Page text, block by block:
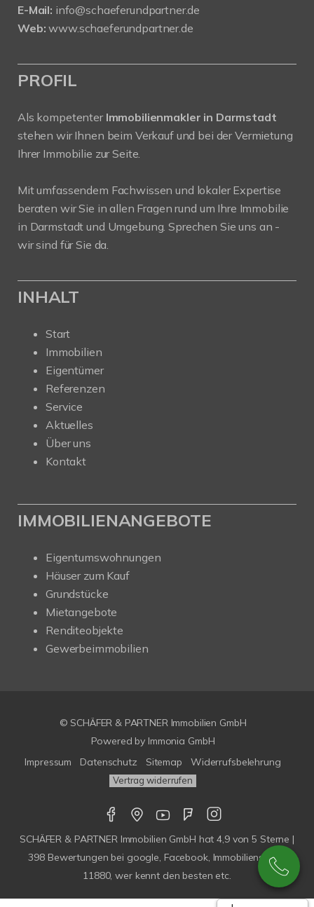
E-Mail: info@schaeferundpartner.de
Web: www.schaeferundpartner.de
PROFIL
Als kompetenter Immobilienmakler in Darmstadt
stehen wir Ihnen beim Verkauf und bei der Vermietung
Ihrer Immobilie zur Seite.
Mit umfassendem Fachwissen und lokaler Expertise
beraten wir Sie in allen Fragen rund um Ihre Immobilie
in Darmstadt und Umgebung. Sprechen Sie uns an -
wir sind für Sie da.
INHALT
Start
Immobilien
Eigentümer
Referenzen
Service
Aktuelles
Über uns
Kontakt
IMMOBILIENANGEBOTE
Eigentumswohnungen
Häuser zum Kauf
Grundstücke
Mietangebote
Renditeobjekte
Gewerbeimmobilien
© SCHÄFER & PARTNER Immobilien GmbH
Powered by Immonia GmbH
Impressum
Datenschutz Sitemap Widerrufsbelehrung
Vertrag widerrufen
SCHÄFER & PARTNER Immobilien GmbH hat4,9von5 Sterne |
398 Bewertungen bei google, Facebook, Immobilienscout,
11880, wer kennt den besten etc.